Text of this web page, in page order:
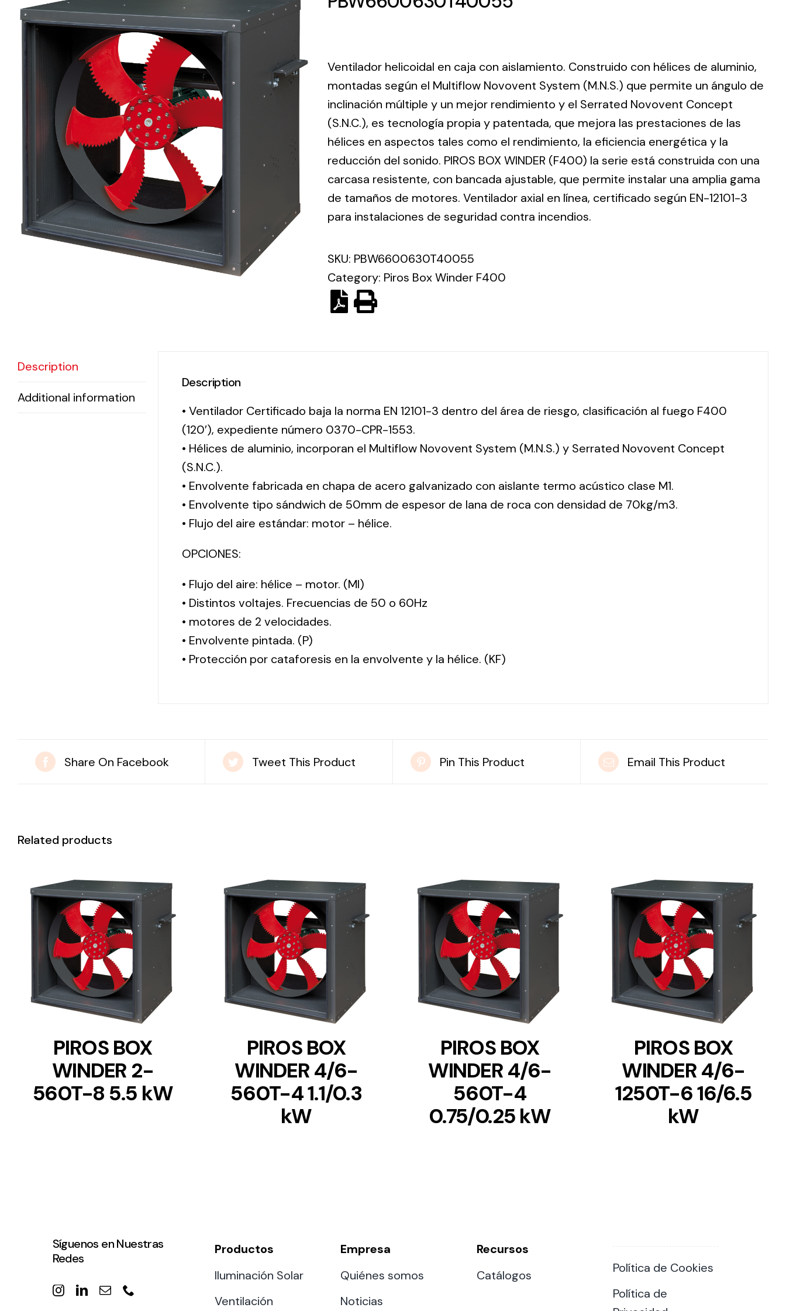
eléctrico.
Lighting and
solutions in
lighting and
material for
each project
and need
incorporation of
Novovent into
the group
meant a greater
offer of
products for
different uses
Solar lighting
Variety of solar
solutions for all
kinds of needs.
Ventilador helicoidal en caja con aislamiento. Construido con hélices de aluminio,
montadas según el Multiflow Novovent System (M.N.S.) que permite un ángulo de
inclinación múltiple y un mejor rendimiento y el Serrated Novovent Concept
(S.N.C.), es tecnología propia y patentada, que mejora las prestaciones de las
hélices en aspectos tales como el rendimiento, la eficiencia energética y la
reducción del sonido. PIROS BOX WINDER (F400) la serie está construida con una
carcasa resistente, con bancada ajustable, que permite instalar una amplia gama
de tamaños de motores. Ventilador axial en línea, certificado según EN-12101-3
para instalaciones de seguridad contra incendios.
SKU: PBW6600630T40055
Category: Piros Box Winder F400
Description
Additional information
Description
• Ventilador Certificado baja la norma EN 12101-3 dentro del área de riesgo, clasificación al fuego F400
(120′), expediente número 0370-CPR-1553.
• Hélices de aluminio, incorporan el Multiflow Novovent System (M.N.S.) y Serrated Novovent Concept
(S.N.C.).
• Envolvente fabricada en chapa de acero galvanizado con aislante termo acústico clase M1.
• Envolvente tipo sándwich de 50mm de espesor de lana de roca con densidad de 70kg/m3.
• Flujo del aire estándar: motor – hélice.
OPCIONES:
• Flujo del aire: hélice – motor. (MI)
• Distintos voltajes. Frecuencias de 50 o 60Hz
• motores de 2 velocidades.
• Envolvente pintada. (P)
• Protección por cataforesis en la envolvente y la hélice. (KF)
Share On Facebook Tweet This Product Pin This Product Email This Product
Related products
DETAILS
PIROS BOX
WINDER 2-
560T-8 5.5 kW
DETAILS
PIROS BOX
WINDER 4/6-
560T-4 1.1/0.3
kW
DETAILS
PIROS BOX
WINDER 4/6-
560T-4
0.75/0.25 kW
DETAILS
PIROS BOX
WINDER 4/6-
1250T-6 16/6.5
kW
Síguenos en Nuestras
Redes
Productos
Iluminación Solar
Ventilación
Empresa
Quiénes somos
Noticias
Recursos
Catálogos
Política de Cookies
Política de